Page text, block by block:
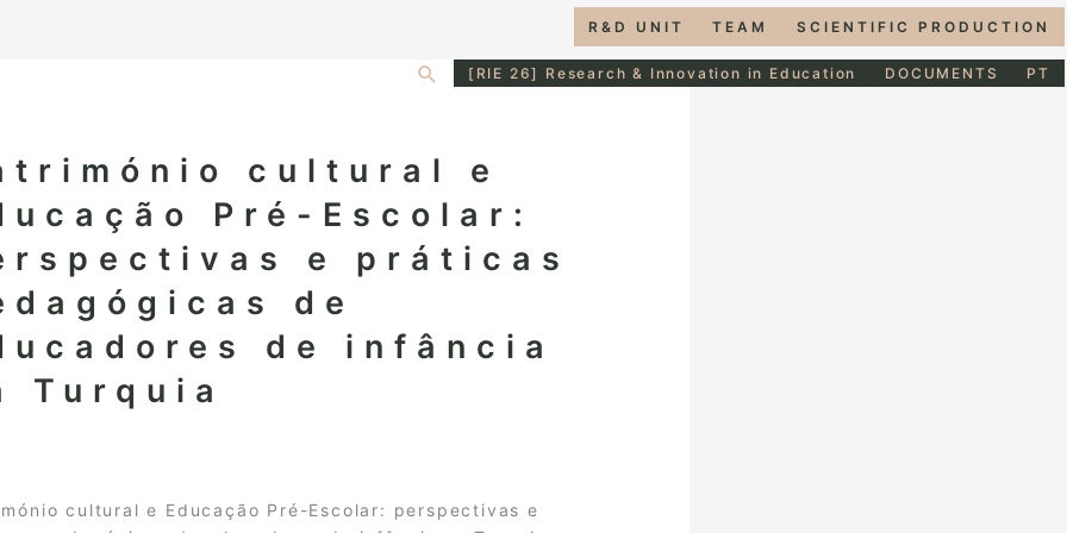
R&D UNIT TEAM SCIENTIFIC PRODUCTION
Search[RIE 26] Research & Innovation in Education DOCUMENTS PT
cultural e
Pré-Escolar:
e práticas
de
de infância
Turquia
cultural e Educação Pré-Escolar: perspectivas e